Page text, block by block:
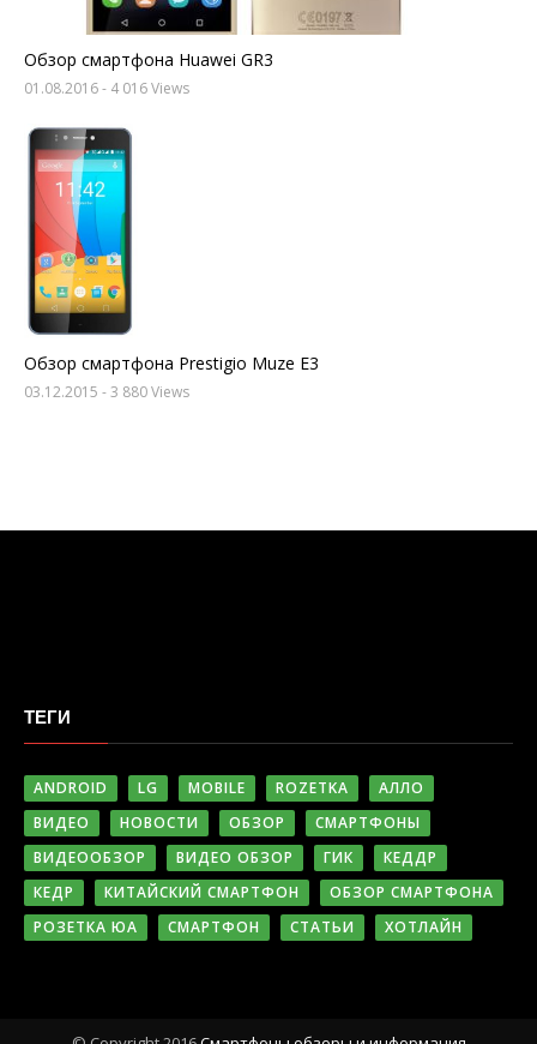
Обзор смартфона Huawei GR3
01.08.2016- 4 016 Views
Обзор смартфона Prestigio Muze E3
03.12.2015 - 3 880 Views
ТЕГИ
ANDROID LG MOBILE ROZETKA
АЛЛО
ВИДЕО
НОВОСТИ ОБЗОР
СМАРТФОНЫ
ВИДЕООБЗОР
ВИДЕО ОБЗОР ГИК
КЕДДР
КЕДР
КИТАЙСКИЙ СМАРТФОН
ОБЗОР СМАРТФОНА
РОЗЕТКА ЮА
СМАРТФОН СТАТЬИ ХОТЛАЙН